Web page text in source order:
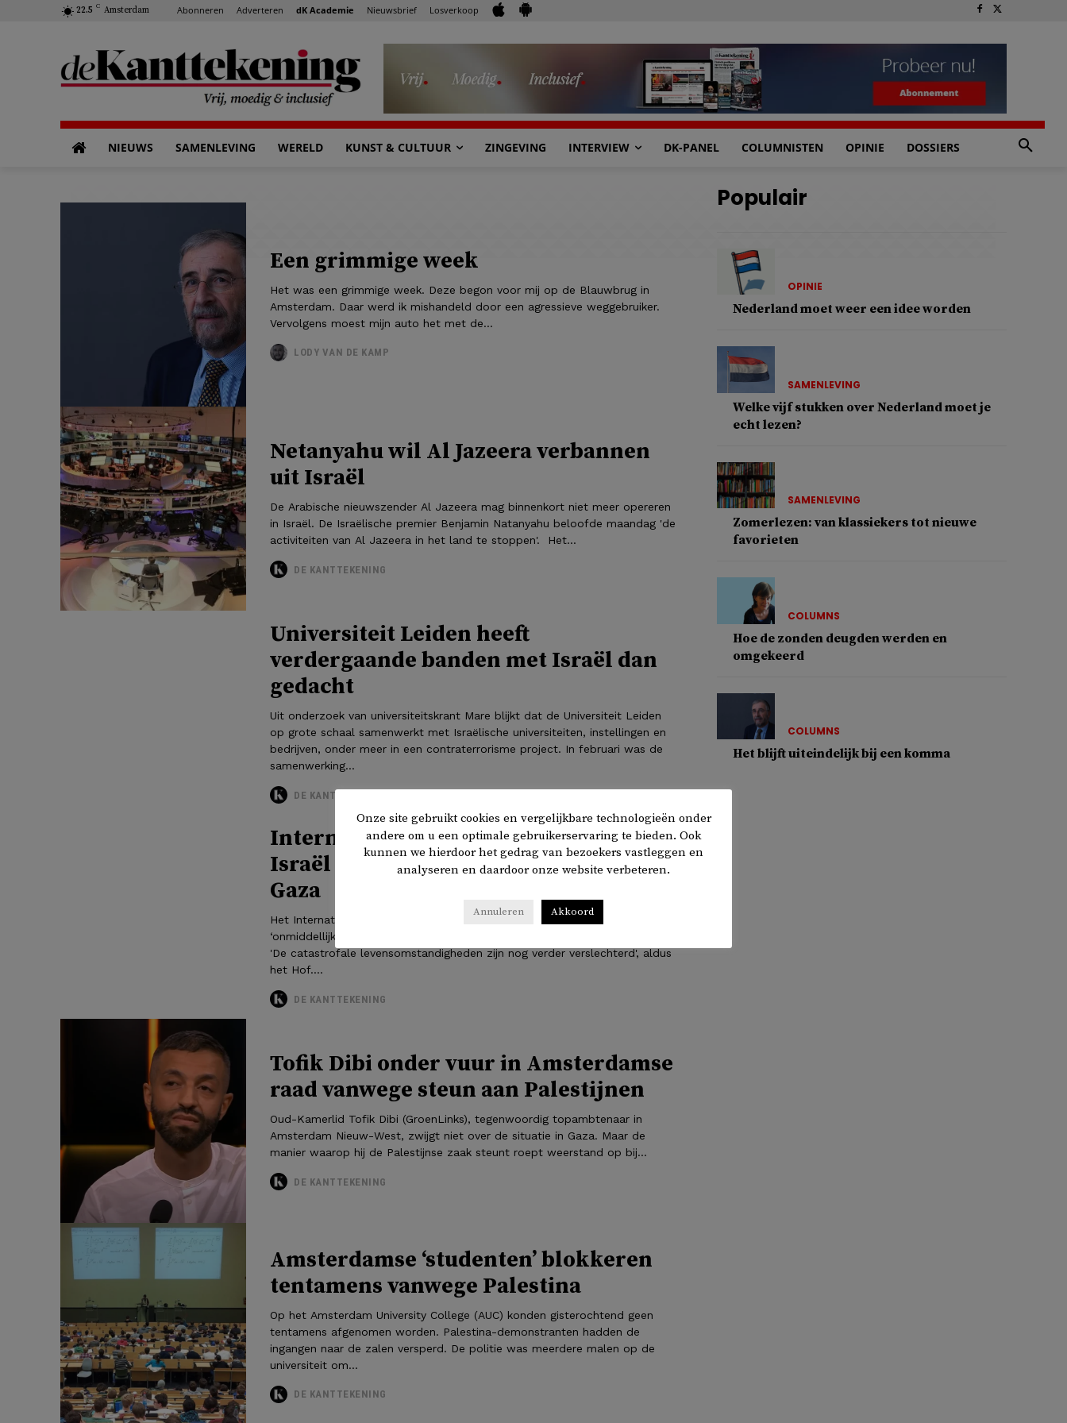
22.5 C Amsterdam Abonneren Adverteren dK Academie Nieuwsbrief Losverkoop
NIEUWS SAMENLEVING WERELD KUNST & CULTUUR ZINGEVING INTERVIEW DK-PANEL COLUMNISTEN OPINIE DOSSIERS
Een grimmige week
Het was een grimmige week. Deze begon voor mij op de Blauwbrug in
Amsterdam. Daar werd ik mishandeld door een agressieve weggebruiker.
Vervolgens moest mijn auto het met de...
LODY VAN DE KAMP
Netanyahu wil Al Jazeera verbannen
uit Israël
De Arabische nieuwszender Al Jazeera mag binnenkort niet meer opereren
in Israël. De Israëlische premier Benjamin Natanyahu beloofde maandag 'de
activiteiten van Al Jazeera in het land te stoppen'. Het...
DE KANTTEKENING
Universiteit Leiden heeft
verdergaande banden met Israël dan
gedacht
Uit onderzoek van universiteitskrant Mare blijkt dat de Universiteit Leiden
op grote schaal samenwerkt met Israëlische universiteiten, instellingen en
bedrijven, onder meer in een contraterrorisme project. In februari was de
samenwerking...
DE KANTTEKENING
Internationaal Gerechtshof wil dat
Israël humanitaire hulp toelaat in
Gaza
Het Internationaal Gerechtshof in Den Haag oordeelt dat Israël
‘onmiddellijk’ humanitaire hulp voor de Palestijnen in Gaza moet toelaten.
'De catastrofale levensomstandigheden zijn nog verder verslechterd', aldus
het Hof....
DE KANTTEKENING
Tofik Dibi onder vuur in Amsterdamse
raad vanwege steun aan Palestijnen
Oud-Kamerlid Tofik Dibi (GroenLinks), tegenwoordig topambtenaar in
Amsterdam Nieuw-West, zwijgt niet over de situatie in Gaza. Maar de
manier waarop hij de Palestijnse zaak steunt roept weerstand op bij...
DE KANTTEKENING
Amsterdamse ‘studenten’ blokkeren
tentamens vanwege Palestina
Op het Amsterdam University College (AUC) konden gisterochtend geen
tentamens afgenomen worden. Palestina-demonstranten hadden de
ingangen naar de zalen versperd. De politie was meerdere malen op de
universiteit om...
DE KANTTEKENING
Populair
OPINIE
Nederland moet weer een idee worden
SAMENLEVING
Welke vijf stukken over Nederland moet je
echt lezen?
SAMENLEVING
Zomerlezen: van klassiekers tot nieuwe
favorieten
COLUMNS
Hoe de zonden deugden werden en
omgekeerd
COLUMNS
Het blijft uiteindelijk bij een komma
Onze site gebruikt cookies en vergelijkbare technologieën onder
andere om u een optimale gebruikerservaring te bieden. Ook
kunnen we hierdoor het gedrag van bezoekers vastleggen en
analyseren en daardoor onze website verbeteren.
Annuleren Akkoord